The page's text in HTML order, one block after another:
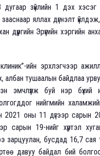
дугаар зүйлийн 1 дэх
яллах дүгнэлт
дүүргийн Эрүүгийн хэргийн
ийн эрхлэгчээр
албан тушаалын байдлаа
эмчлүүлж буй нэр бүхий
нийгмийн
2021 оны 11 дүгээр сарын
сарын 19-нийг хүртэл
зарцуулан, бусдад 16,7 сая
давуу байдал бий